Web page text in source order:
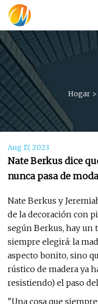
Hogar>
Aug 17, 2023
Nate Berkus dice
nunca pasa de moda
Nate Berkus y
de la decoración con
según Berkus, hay un
siempre elegirá: la
aspecto bonito, sino
rústico de madera ya
resistiendo) el paso
"Una cosa que